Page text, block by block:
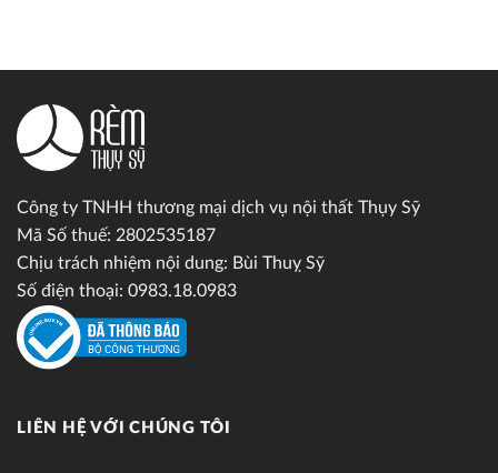
Công ty TNHH thương mại dịch vụ nội thất Thụy Sỹ
Mã Số thuế: 2802535187
Chịu trách nhiệm nội dung: Bùi Thuỵ Sỹ
Số điện thoại: 0983.18.0983
LIÊN HỆ VỚI CHÚNG TÔI